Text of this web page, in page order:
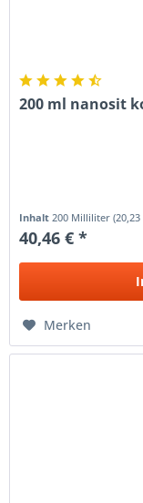
200 ml nanosit
Inhalt 200 Milliliter
40,46 € *
Merken